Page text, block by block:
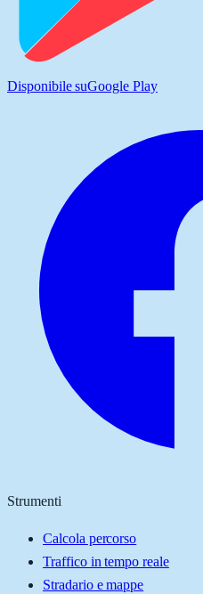
Disponibile suGoogle Play
Strumenti
Calcola percorso
Traffico in tempo reale
Stradario e mappe